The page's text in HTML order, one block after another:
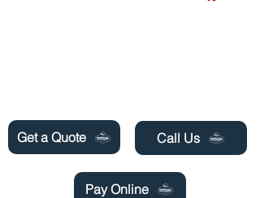
Get a Quote
Pay Online
Call Us